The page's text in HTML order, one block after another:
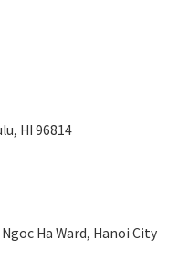
HI 96814
Ha Ward, Hanoi City